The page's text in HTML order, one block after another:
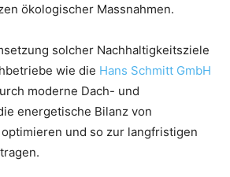
ökologischer Massnahmen.
solcher Nachhaltigkeitsziele
wie die Hans Schmitt GmbH
moderne Dach- und
energetische Bilanz von
und so zur langfristigen